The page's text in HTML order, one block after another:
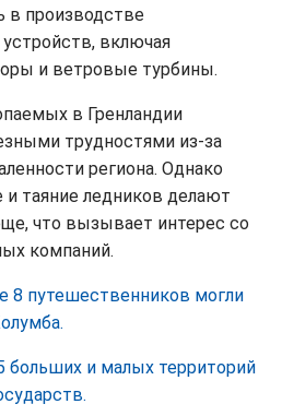
в производстве
включая
и ветровые турбины.
в Гренландии
трудностями из-за
региона. Однако
и таяние ледников делают
что вызывает интерес со
компаний.
8 путешественников могли
больших и малых территорий